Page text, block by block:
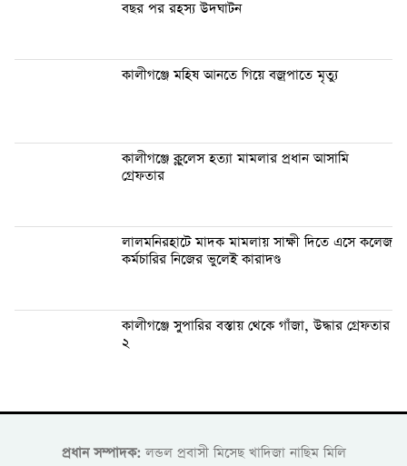
বছর পর রহস্য উদঘাটন
কালীগঞ্জে মহিষ আনতে গিয়ে বজ্রপাতে মৃত্যু
কালীগঞ্জে ক্লুলেস হত্যা মামলার প্রধান আসামি
গ্রেফতার
লালমনিরহাটে মাদক মামলায় সাক্ষী দিতে এসে কলেজ
কর্মচারির নিজের ভুলেই কারাদণ্ড
কালীগঞ্জে সুপারির বস্তায় থেকে গাঁজা, উদ্ধার গ্রেফতার
২
প্রধান সম্পাদক:লন্ডল প্রবাসী মিসেছ খাদিজা নাছিম মিলি